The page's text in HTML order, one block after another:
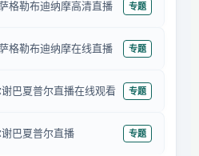
格勒布迪纳摩高清直播 专题
格勒布迪纳摩在线直播 专题
巴夏普尔直播在线观看 专题
巴夏普尔直播 专题